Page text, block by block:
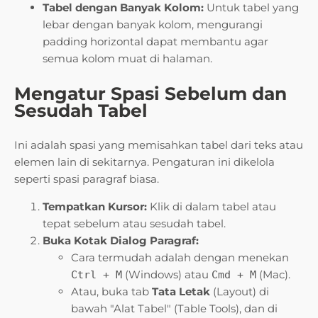
Tabel dengan Banyak Kolom: Untuk tabel yang
lebar dengan banyak kolom, mengurangi
padding horizontal dapat membantu agar
semua kolom muat di halaman.
Mengatur Spasi Sebelum dan
Sesudah Tabel
Ini adalah spasi yang memisahkan tabel dari teks atau
elemen lain di sekitarnya. Pengaturan ini dikelola
seperti spasi paragraf biasa.
Tempatkan Kursor: Klik di dalam tabel atau
tepat sebelum atau sesudah tabel.
Buka Kotak Dialog Paragraf:
Cara termudah adalah dengan menekan
Ctrl + M (Windows) atau Cmd + M (Mac).
Atau, buka tab Tata Letak (Layout) di
bawah "Alat Tabel" (Table Tools), dan di